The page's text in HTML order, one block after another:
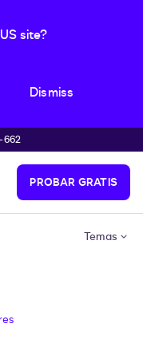
site?
Dismiss
662
PROBAR GRATIS
Temas